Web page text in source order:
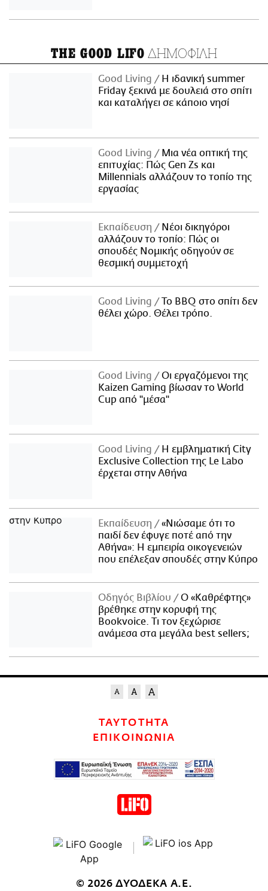
THE GOOD LIFO ΔΗΜΟΦΙΛΗ
Good Living
Η ιδανική summer
Friday ξεκινά με δουλειά στο σπίτι
και καταλήγει σε κάποιο νησί
Good Living
Μια νέα οπτική της
επιτυχίας: Πώς Gen Zs και
Millennials αλλάζουν το τοπίο της
εργασίας
Εκπαίδευση
Νέοι δικηγόροι
αλλάζουν το τοπίο: Πώς οι
σπουδές Νομικής οδηγούν σε
θεσμική συμμετοχή
Good Living
Το BBQ στο σπίτι δεν
θέλει χώρο. Θέλει τρόπο.
Good Living
Οι εργαζόμενοι της
Kaizen Gaming βίωσαν το World
Cup από "μέσα"
Good Living
Η εμβληματική City
Exclusive Collection της Le Labo
έρχεται στην Αθήνα
Εκπαίδευση
«Νιώσαμε ότι το
παιδί δεν έφυγε ποτέ από την
Αθήνα»: Η εμπειρία οικογενειών
που επέλεξαν σπουδές στην Κύπρο
Οδηγός Βιβλίου
Ο «Καθρέφτης»
βρέθηκε στην κορυφή της
Bookvoice. Τι τον ξεχώρισε
ανάμεσα στα μεγάλα best sellers;
ΤΑΥΤΟΤΗΤΑ
ΕΠΙΚΟΙΝΩΝΙΑ
© 2026 ΔΥΟΔΕΚΑ Α.Ε.